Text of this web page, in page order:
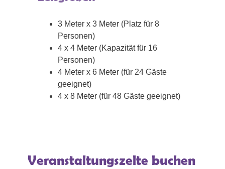
3 Meter x 3 Meter (Platz für 8
Personen)
4 x 4 Meter (Kapazität für 16
Personen)
4 Meter x 6 Meter (für 24 Gäste
geeignet)
4 x 8 Meter (für 48 Gäste geeignet)
Veranstaltungszelte buchen